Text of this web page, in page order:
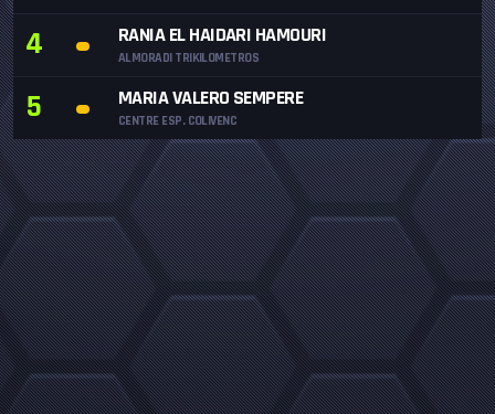
4 RANIA EL HAIDARI HAMOURI
ALMORADI TRIKILOMETROS
5 MARIA VALERO SEMPERE
CENTRE ESP. COLIVENC